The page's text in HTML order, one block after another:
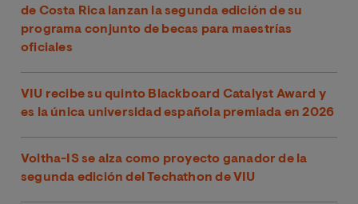
de Costa Rica lanzan la segunda edición de su
programa conjunto de becas para maestrías
oficiales
VIU recibe su quinto Blackboard Catalyst Award y
es la única universidad española premiada en 2026
Voltha-IS se alza como proyecto ganador de la
segunda edición del Techathon de VIU